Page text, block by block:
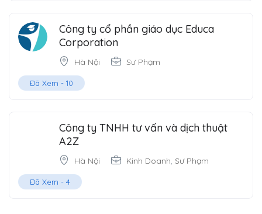
Công ty cổ phần giáo dục Educa
Corporation
Hà Nội Sư Phạm
Đã Xem - 10
Công ty TNHH tư vấn và dịch thuật
A2Z
Hà Nội Kinh Doanh, Sư Phạm
Đã Xem - 4